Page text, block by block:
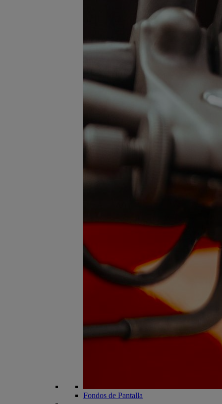
Fondos de Pantalla